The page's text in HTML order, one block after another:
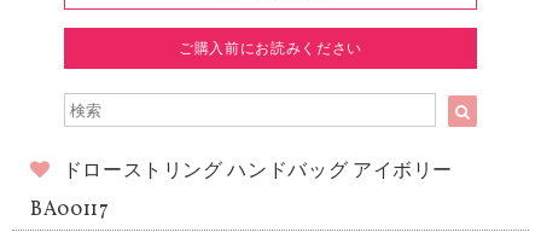
ご購入前にお読みください
ドローストリング ハンドバッグ アイボリー
BA00117